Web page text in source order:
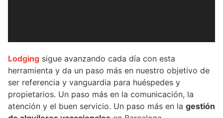
Lodging sigue avanzando cada día con esta
herramienta y da un paso más en nuestro objetivo de
ser referencia y vanguardia para huéspedes y
propietarios. Un paso más en la comunicación, la
atención y el buen servicio. Un paso más en la gestión